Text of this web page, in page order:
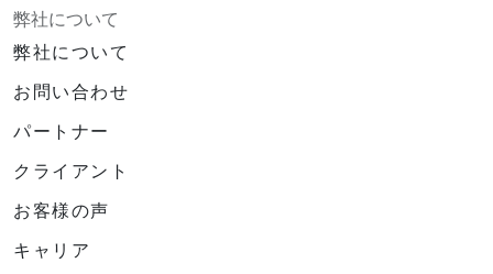
弊社について
弊社について
お問い合わせ
パートナー
クライアント
お客様の声
キャリア